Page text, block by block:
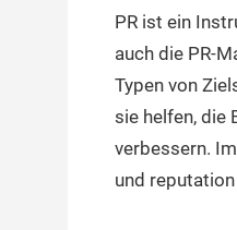
PR ist ein
auch die PR-
Typen von
sie helfen, die
verbessern.
und